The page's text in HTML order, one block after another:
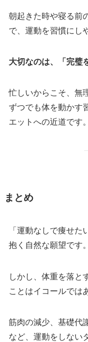
朝起きた時や寝る前
で、運動を習慣にし
大切なのは、「完璧
忙しいからこそ、無
ずつでも体を動かす
エットへの近道です。
まとめ
「運動なしで痩せ
抱く自然な願望です。
しかし、体重を落と
ことはイコールでは
筋肉の減少、基礎代
など、運動をしない